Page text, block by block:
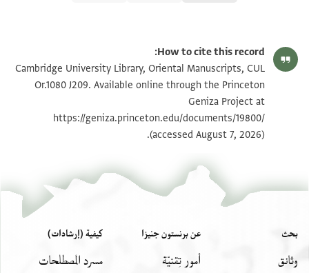
CUL Or.1080 J209 1v تكبير و تدوير
بيان أذونات الصورة
How to cite this record:
Cambridge University Library, Oriental Manuscripts, CUL
Or.1080 J209. Available online through the Princeton
Geniza Project at
https://geniza.princeton.edu/documents/19800/
(accessed August 7, 2026).
بحث
وثائق
عن برنستون جنيزا
أمور تِقنيّة
كيفية (إرشادات)
مسرد المصطلحات